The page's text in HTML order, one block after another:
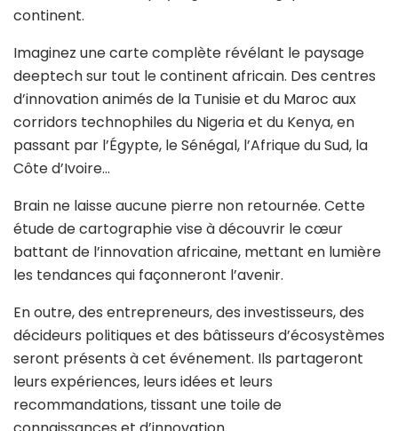
continent.
Imaginez une carte complète révélant le paysage
deeptech sur tout le continent africain. Des centres
d’innovation animés de la Tunisie et du Maroc aux
corridors technophiles du Nigeria et du Kenya, en
passant par l’Égypte, le Sénégal, l’Afrique du Sud, la
Côte d’Ivoire…
Brain ne laisse aucune pierre non retournée. Cette
étude de cartographie vise à découvrir le cœur
battant de l’innovation africaine, mettant en lumière
les tendances qui façonneront l’avenir.
En outre, des entrepreneurs, des investisseurs, des
décideurs politiques et des bâtisseurs d’écosystèmes
seront présents à cet événement. Ils partageront
leurs expériences, leurs idées et leurs
recommandations, tissant une toile de